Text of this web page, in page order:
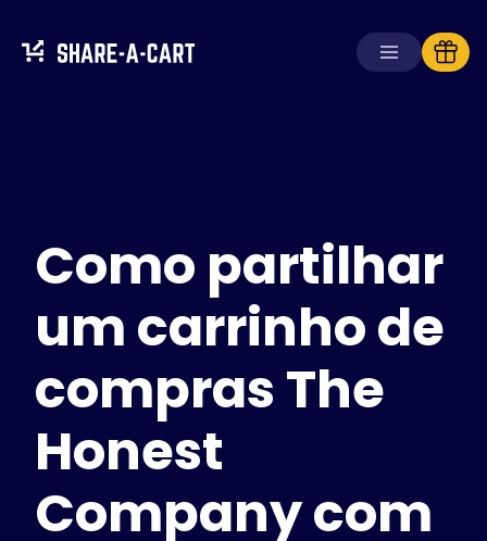
Para consumidores
Para escolas
Para empresas
Obtenha Plus+
Lojas suportadas
Como partilhar
um carrinho de
compras The
Honest
Company com